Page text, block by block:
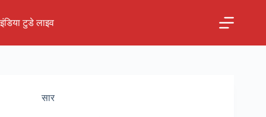
content
इंडिया टुडे लाइव
सार